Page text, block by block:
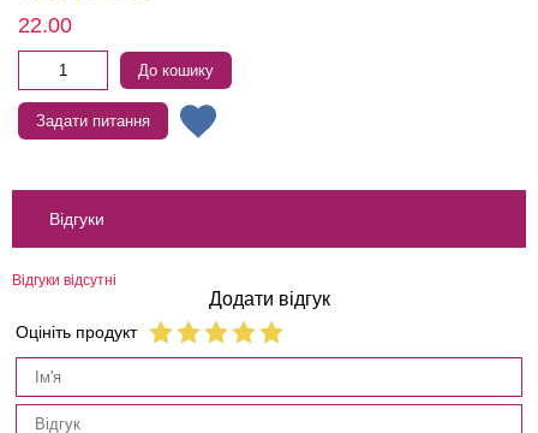
22.00
До кошику
Задати питання
Відгуки
Відгуки відсутні
Додати відгук
Оцініть продукт